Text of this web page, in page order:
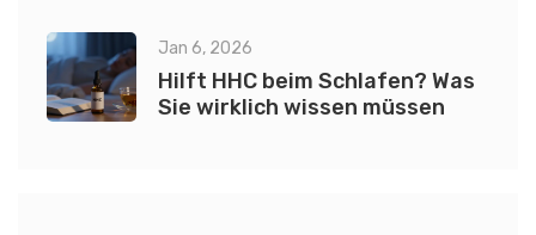
Jan 6, 2026
Hilft HHC beim Schlafen? Was
Sie wirklich wissen müssen